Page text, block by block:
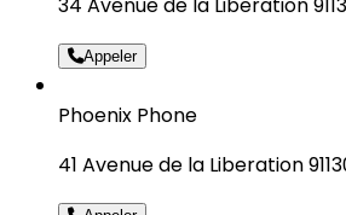
Appeler
Phoenix Phone
41 Avenue de la Liberation